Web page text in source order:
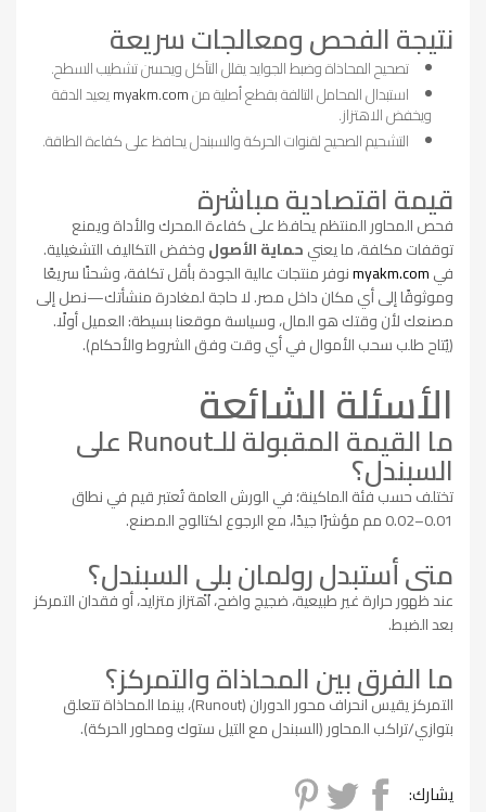
نتيجة الفحص ومعالجات سريعة
تصحيح المحاذاة وضبط الجوايد يقلل التآكل ويحسن تشطيب السطح.
استبدال المحامل التالفة بقطع أصلية منmyakm.comيعيد الدقة
ويخفض الاهتزاز.
التشحيم الصحيح لقنوات الحركة والسبندل يحافظ على كفاءة الطاقة.
قيمة اقتصادية مباشرة
فحص المحاور المنتظم يحافظ على كفاءة المحرك والأداة ويمنع
توقفات مكلفة، ما يعنيحماية الأصولوخفض التكاليف التشغيلية.
فيmyakm.comنوفر منتجات عالية الجودة بأقل تكلفة، وشحنًا سريعًا
وموثوقًا إلى أي مكان داخل مصر. لا حاجة لمغادرة منشأتك—نصل إلى
مصنعك لأن وقتك هو المال، وسياسة موقعنا بسيطة: العميل أولًا.
(يُتاح طلب سحب الأموال في أي وقت وفق الشروط والأحكام).
الأسئلة الشائعة ما القيمة المقبولة للـRunout على
السبندل؟
تختلف حسب فئة الماكينة؛ في الورش العامة تُعتبر قيم في نطاق
0.01–0.02 مم مؤشرًا جيدًا، مع الرجوع لكتالوج المصنع.
متى أستبدل رولمان بلي السبندل؟
عند ظهور حرارة غير طبيعية، ضجيج واضح، اهتزاز متزايد، أو فقدان التمركز
بعد الضبط.
ما الفرق بين المحاذاة والتمركز؟
التمركز يقيس انحراف محور الدوران (Runout)، بينما المحاذاة تتعلق
بتوازي/تراكب المحاور (السبندل مع التيل ستوك ومحاور الحركة).
يشارك: